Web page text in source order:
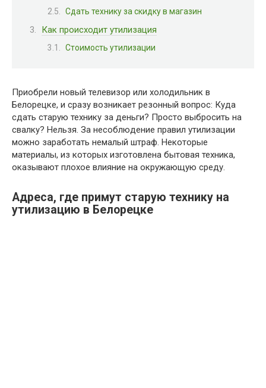
Сдать технику за скидку в магазин
Как происходит утилизация
Стоимость утилизации
Приобрели новый телевизор или холодильник в
Белорецке, и сразу возникает резонный вопрос: Куда
сдать старую технику за деньги? Просто выбросить на
свалку? Нельзя. За несоблюдение правил утилизации
можно заработать немалый штраф. Некоторые
материалы, из которых изготовлена бытовая техника,
оказывают плохое влияние на окружающую среду.
Адреса, где примут старую технику на
утилизацию в Белорецке